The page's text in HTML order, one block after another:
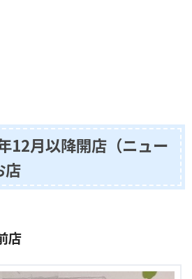
12月以降開店（ニュー
店
店